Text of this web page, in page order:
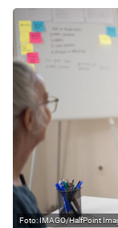
IMAGO/HalfPoint